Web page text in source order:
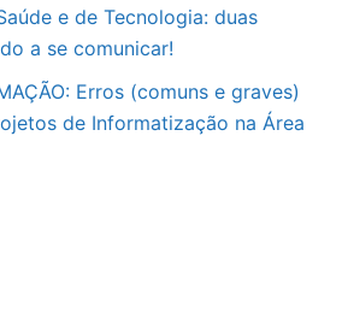
e de Tecnologia: duas
a se comunicar!
Erros (comuns e graves)
de Informatização na Área